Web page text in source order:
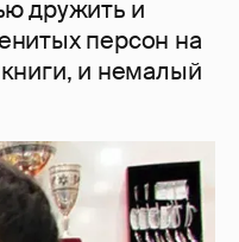
дружить и
персон на
и немалый